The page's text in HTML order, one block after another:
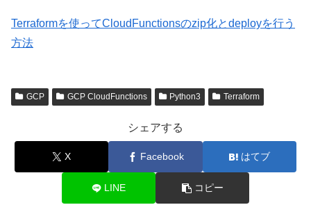
Terraformを使ってCloudFunctionsのzip化とdeployを行う
方法
GCP GCP CloudFunctions Python3 Terraform
シェアする
X Facebook はてブ
LINE コピー